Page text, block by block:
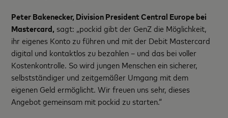
Peter Bakenecker, Division President Central Europe bei
Mastercard, sagt: „pockid gibt der GenZ die Möglichkeit,
ihr eigenes Konto zu führen und mit der Debit Mastercard
digital und kontaktlos zu bezahlen – und das bei voller
Kostenkontrolle. So wird jungen Menschen ein sicherer,
selbstständiger und zeitgemäßer Umgang mit dem
eigenen Geld ermöglicht. Wir freuen uns sehr, dieses
Angebot gemeinsam mit pockid zu starten.“